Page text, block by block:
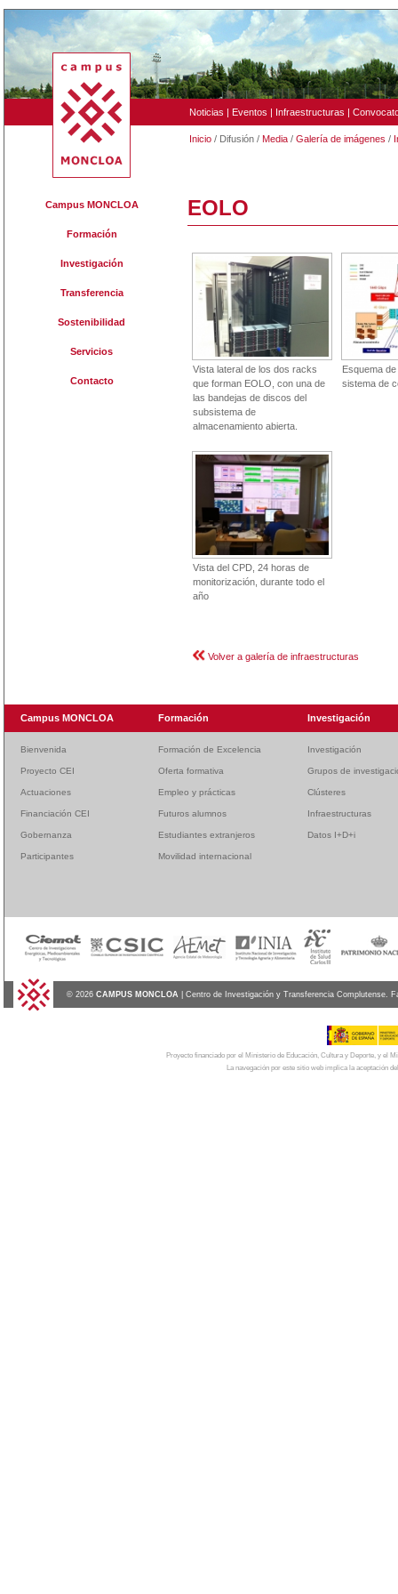
Noticias | Eventos | Infraestructuras |
Inicio / Difusión / Media / Galería de imágenes /
Campus MONCLOA
Formación
Investigación
Transferencia
Sostenibilidad
Servicios
Contacto
EOLO
Vista lateral de los dos racks
que forman EOLO, con una de
las bandejas de discos del
subsistema de
almacenamiento abierta.
Esquema
sistema de
Vista del CPD, 24 horas de
monitorización, durante todo el
año
Volver a galería de infraestructuras
Campus MONCLOA Formación Investigación
Bienvenida Formación de Excelencia Investigación
Proyecto CEI Oferta formativa Grupos de
Actuaciones Empleo y prácticas Clústeres
Financiación CEI Futuros alumnos Infraestructuras
Gobernanza Estudiantes extranjeros Datos I+D+i
Participantes Movilidad internacional
© 2026 CAMPUS MONCLOA | Centro de Investigación y Transferencia Complutense.
Proyecto financiado por el Ministerio de Educación, Cultura y Deporte, y el
La navegación por este sitio web implica la aceptación